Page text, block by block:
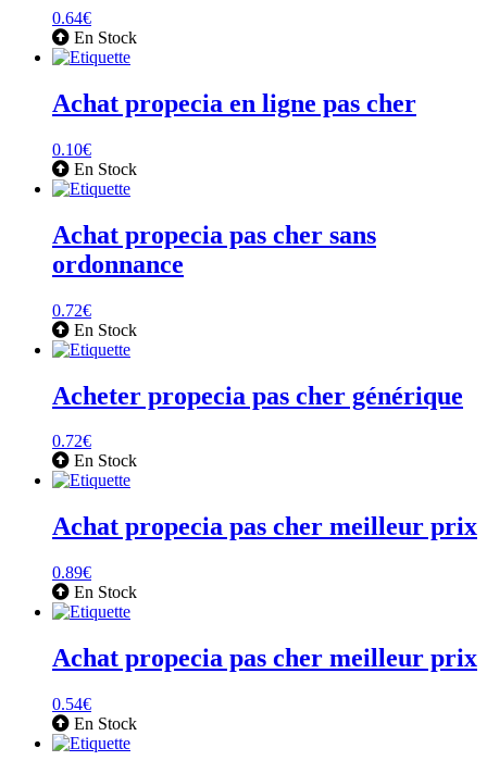
0.64€
En Stock
Achat propecia en ligne pas cher
0.10€
En Stock
Achat propecia pas cher sans
ordonnance
0.72€
En Stock
Acheter propecia pas cher générique
0.72€
En Stock
Achat propecia pas cher meilleur prix
0.89€
En Stock
Achat propecia pas cher meilleur prix
0.54€
En Stock